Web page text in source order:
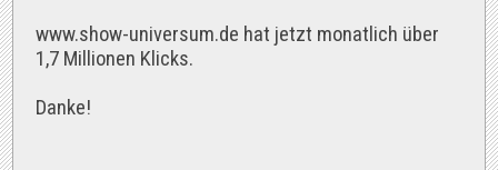
www.show-universum.de hat jetzt monatlich über
1,7 Millionen Klicks.
Danke!